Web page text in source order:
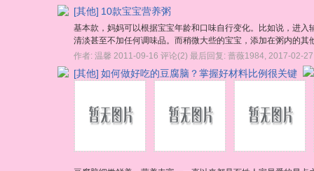
[其他] 10款宝宝营养粥
基本款，妈妈可以根据宝宝年龄和口味自行变化。比如说，进
清淡甚至不加任何调味品。而稍微大些的宝宝，添加在粥内
作者: 温馨 2011-09-16 评论(2) 最后回复: 蔷薇1984 2017-02-27
[其他] 如何做好吃的豆腐脑？掌握好材料比例很关键